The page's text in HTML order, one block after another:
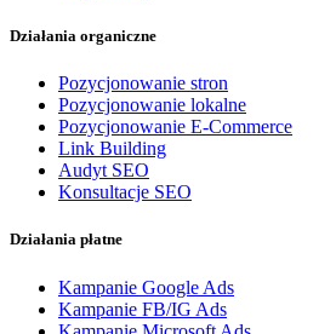
Działania organiczne
Pozycjonowanie stron
Pozycjonowanie lokalne
Pozycjonowanie E-Commerce
Link Building
Audyt SEO
Konsultacje SEO
Działania płatne
Kampanie Google Ads
Kampanie FB/IG Ads